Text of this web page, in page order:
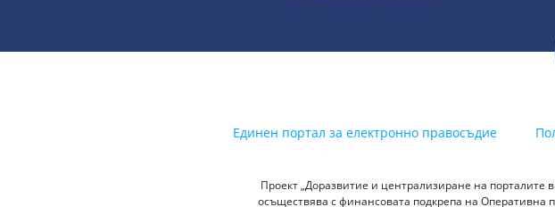
Единен портал за електронно правосъдие
Проект „Доразвитие и централизиране на порталите
осъществява с финансовата подкрепа на Оперативна